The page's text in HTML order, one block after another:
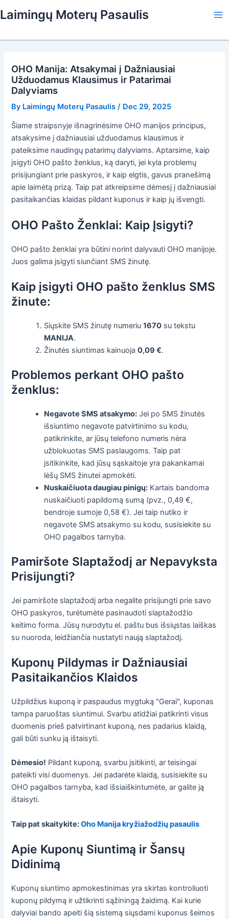
to
Laimingų Moterų Pasaulis
OHO Manija: Atsakymai į Dažniausiai
Užduodamus Klausimus ir Patarimai
Dalyviams
By Laimingų Moterų Pasaulis / Dec 29, 2025
Šiame straipsnyje išnagrinėsime OHO manijos principus,
atsakysime į dažniausiai užduodamus klausimus ir
pateiksime naudingų patarimų dalyviams. Aptarsime, kaip
įsigyti OHO pašto ženklus, ką daryti, jei kyla problemų
prisijungiant prie paskyros, ir kaip elgtis, gavus pranešimą
apie laimėtą prizą. Taip pat atkreipsime dėmesį į dažniausiai
pasitaikančias klaidas pildant kuponus ir kaip jų išvengti.
OHO Pašto Ženklai: Kaip Įsigyti?
OHO pašto ženklai yra būtini norint dalyvauti OHO manijoje.
Juos galima įsigyti siunčiant SMS žinutę.
Kaip įsigyti OHO pašto ženklus SMS
žinute:
Siųskite SMS žinutę numeriu1670 su tekstu
MANIJA.
Žinutės siuntimas kainuoja0,09 €.
Problemos perkant OHO pašto
ženklus:
Negavote SMS atsakymo: Jei po SMS žinutės
išsiuntimo negavote patvirtinimo su kodu,
patikrinkite, ar jūsų telefono numeris nėra
užblokuotas SMS paslaugoms. Taip pat
įsitikinkite, kad jūsų sąskaitoje yra pakankamai
lėšų SMS žinutei apmokėti.
Nuskaičiuota daugiau pinigų: Kartais bandoma
nuskaičiuoti papildomą sumą (pvz., 0,49 €,
bendroje sumoje 0,58 €). Jei taip nutiko ir
negavote SMS atsakymo su kodu, susisiekite su
OHO pagalbos tarnyba.
Pamiršote Slaptažodį ar Nepavyksta
Prisijungti?
Jei pamiršote slaptažodį arba negalite prisijungti prie savo
OHO paskyros, turėtumėte pasinaudoti slaptažodžio
keitimo forma. Jūsų nurodytu el. paštu bus išsiųstas laiškas
su nuoroda, leidžiančia nustatyti naują slaptažodį.
Kuponų Pildymas ir Dažniausiai
Pasitaikančios Klaidos
Užpildžius kuponą ir paspaudus mygtuką "Gerai", kuponas
tampa paruoštas siuntimui. Svarbu atidžiai patikrinti visus
duomenis prieš patvirtinant kuponą, nes padarius klaidą,
gali būti sunku ją ištaisyti.
Dėmesio! Pildant kuponą, svarbu įsitikinti, ar teisingai
pateikti visi duomenys. Jei padarėte klaidą, susisiekite su
OHO pagalbos tarnyba, kad išsiaiškintumėte, ar galite ją
ištaisyti.
Taip pat skaitykite:Oho Manija kryžiažodžių pasaulis
Apie Kuponų Siuntimą ir Šansų
Didinimą
Kuponų siuntimo apmokestinimas yra skirtas kontroliuoti
kuponų pildymą ir užtikrinti sąžiningą žaidimą. Kai kurie
dalyviai bando apeiti šią sistemą siųsdami kuponus šeimos